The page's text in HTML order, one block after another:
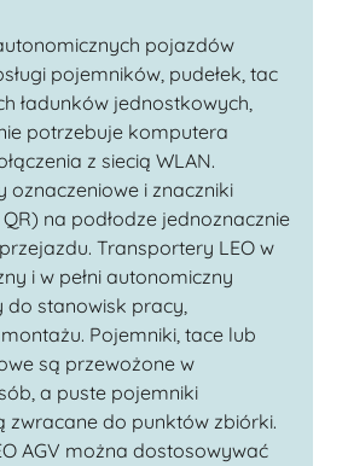
pojazdów
pojemników, pudełek, tac
ładunków jednostkowych,
potrzebuje komputera
z siecią WLAN.
oznaczeniowe i znaczniki
na podłodze jednoznacznie
Transportery LEO w
i w pełni autonomiczny
do stanowisk pracy,
Pojemniki, tace lub
są przewożone w
a puste pojemniki
zwracane do punktów zbiórki.
AGV można dostosowywać